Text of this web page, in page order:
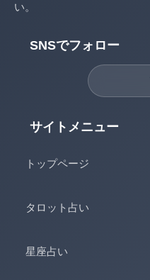
い。
SNSでフォロー
サイトメニュー
トップページ
タロット占い
星座占い